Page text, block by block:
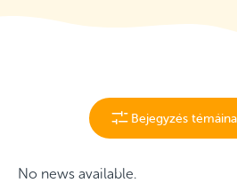
Bejegyzés
No news available.